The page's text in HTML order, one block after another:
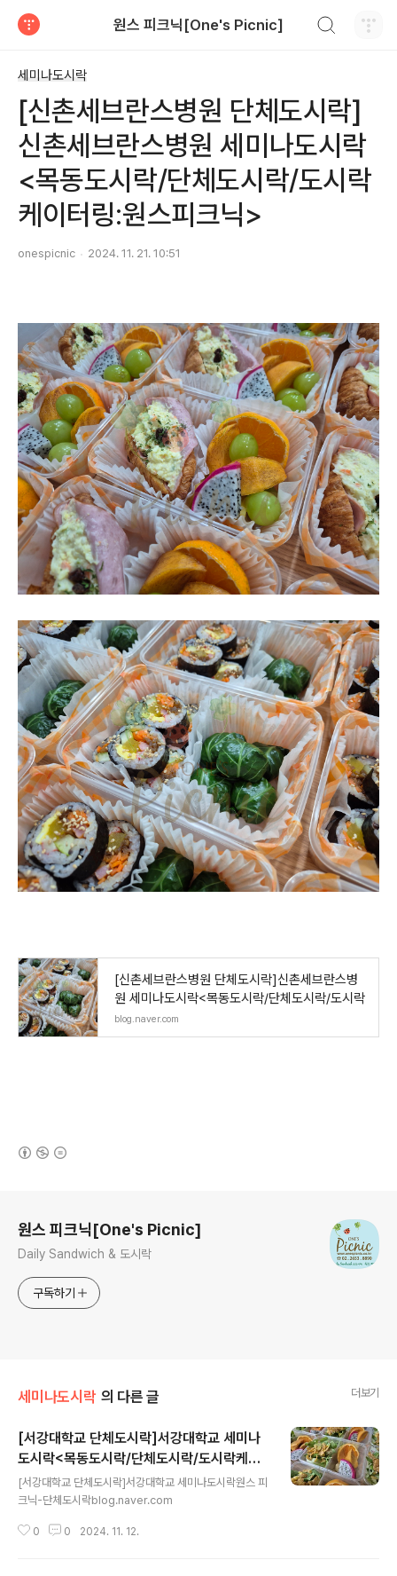
원스 피크닉[One's Picnic]
세미나도시락
[신촌세브란스병원 단체도시락]
신촌세브란스병원 세미나도시락
<목동도시락/단체도시락/도시락
케이터링:원스피크닉>
onespicnic 2024. 11. 21. 10:51
[신촌세브란스병원 단체도시락]신촌세브란스병
원 세미나도시락<목동도시락/단체도시락/도시락
blog.naver.com
원스 피크닉[One's Picnic]
Daily Sandwich & 도시락
구독하기
세미나도시락 의 다른 글 더보기
[서강대학교 단체도시락]서강대학교 세미나
도시락<목동도시락/단체도시락/도시락케이
터링:원스피크닉>
[서강대학교 단체도시락]서강대학교 세미나도시락원스 피
크닉-단체도시락blog.naver.com
0 0 2024. 11. 12.